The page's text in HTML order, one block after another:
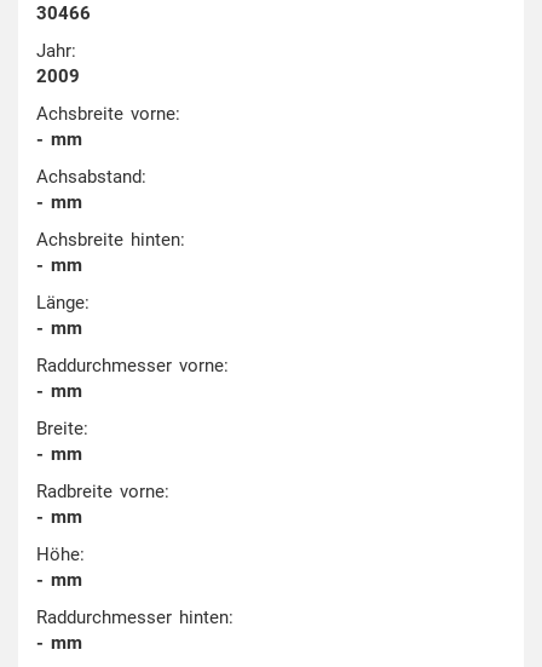
30466
Jahr:
2009
Achsbreite vorne:
- mm
Achsabstand:
- mm
Achsbreite hinten:
- mm
Länge:
- mm
Raddurchmesser vorne:
- mm
Breite:
- mm
Radbreite vorne:
- mm
Höhe:
- mm
Raddurchmesser hinten:
- mm